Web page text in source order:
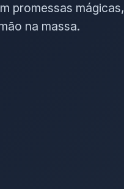
promessas mágicas,
na massa.